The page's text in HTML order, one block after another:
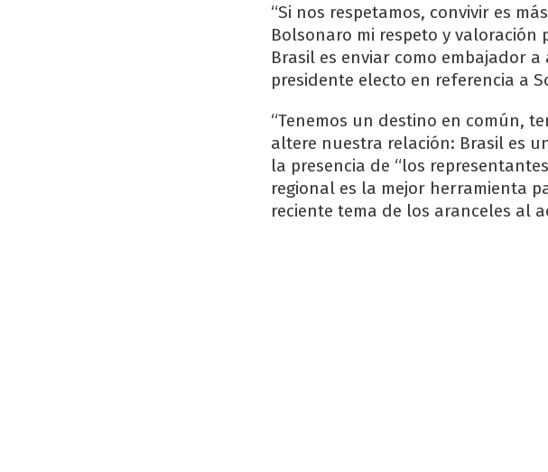
“Si nos respetamos, convivir es
Bolsonaro mi respeto y
Brasil es enviar como embajador
presidente electo en referencia a
“Tenemos un destino en común,
altere nuestra relación: Brasil es
la presencia de “los
regional es la mejor herramienta
reciente tema de los aranceles al